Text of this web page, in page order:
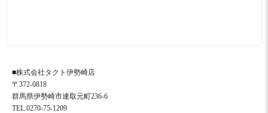
■株式会社タクト伊勢崎店
〒372-0818
群馬県伊勢崎市連取元町236-6
TEL.0270-75-1209